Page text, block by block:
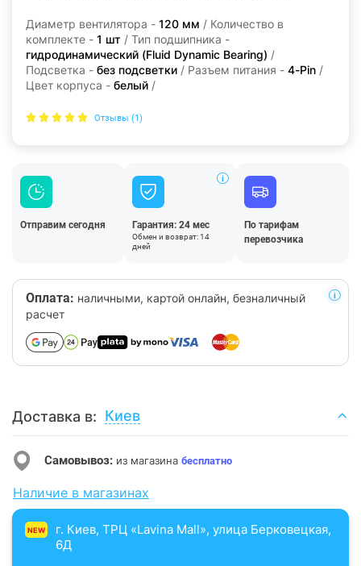
Диаметр вентилятора - 120 мм / Количество в
комплекте - 1 шт / Тип подшипника -
гидродинамический (Fluid Dynamic Bearing) /
Подсветка - без подсветки / Разъем питания - 4-Pin /
Цвет корпуса - белый /
Отзывы (1)
Отправим сегодня Гарантия: 24 мес
Обмен и возврат: 14
дней
По тарифам
перевозчика
Оплата: наличными, картой онлайн, безналичный
расчет
Доставка в: Киев
Самовывоз: из магазина бесплатно
Наличие в магазинах
NEW
г. Киев, ТРЦ «Lavina Mall», улица Берковецкая,
6Д